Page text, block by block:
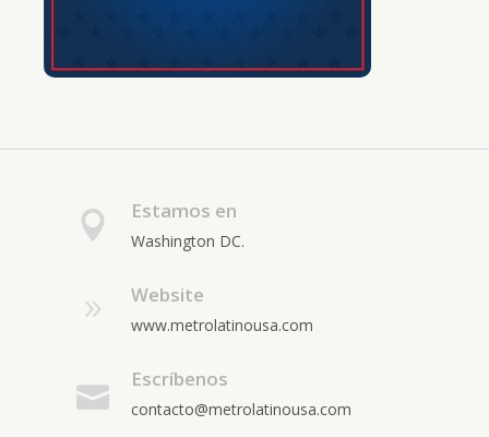
Estamos en
Washington DC.
Website
www.metrolatinousa.com
Escríbenos
contacto@metrolatinousa.com